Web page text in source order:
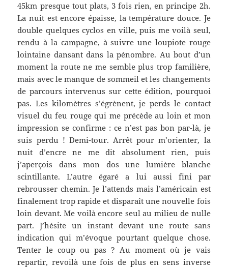
45km presque tout plats, 3 fois rien, en principe 2h.
La nuit est encore épaisse, la température douce. Je
double quelques cyclos en ville, puis me voilà seul,
rendu à la campagne, à suivre une loupiote rouge
lointaine dansant dans la pénombre. Au bout d’un
moment la route ne me semble plus trop familière,
mais avec le manque de sommeil et les changements
de parcours intervenus sur cette édition, pourquoi
pas. Les kilomètres s’égrènent, je perds le contact
visuel du feu rouge qui me précède au loin et mon
impression se confirme : ce n’est pas bon par-là, je
suis perdu ! Demi-tour. Arrêt pour m’orienter, la
nuit d’encre ne me dit absolument rien, puis
j’aperçois dans mon dos une lumière blanche
scintillante. L’autre égaré a lui aussi fini par
rebrousser chemin. Je l’attends mais l’américain est
finalement trop rapide et disparaît une nouvelle fois
loin devant. Me voilà encore seul au milieu de nulle
part. J’hésite un instant devant une route sans
indication qui m’évoque pourtant quelque chose.
Tenter le coup ou pas ? Au moment où je vais
repartir, revoilà une fois de plus en sens inverse